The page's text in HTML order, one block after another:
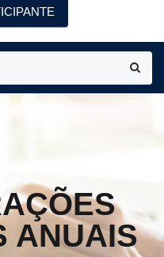
ANUAIS